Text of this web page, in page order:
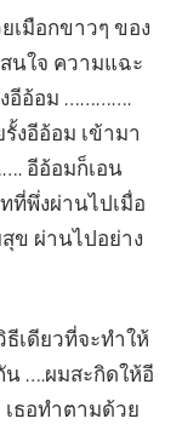
เมือกขาวๆ ของ
นใจ ความแฉะ
อีอ้อม ………….
งอีอ้อม เข้ามา
อีอ้อมก็เอน
ที่พึ่งผ่านไปเมื่อ
ข ผ่านไปอย่าง
ธีเดียวที่จะทำให้
น ….ผมสะกิดให้อี
ธอทำตามด้วย